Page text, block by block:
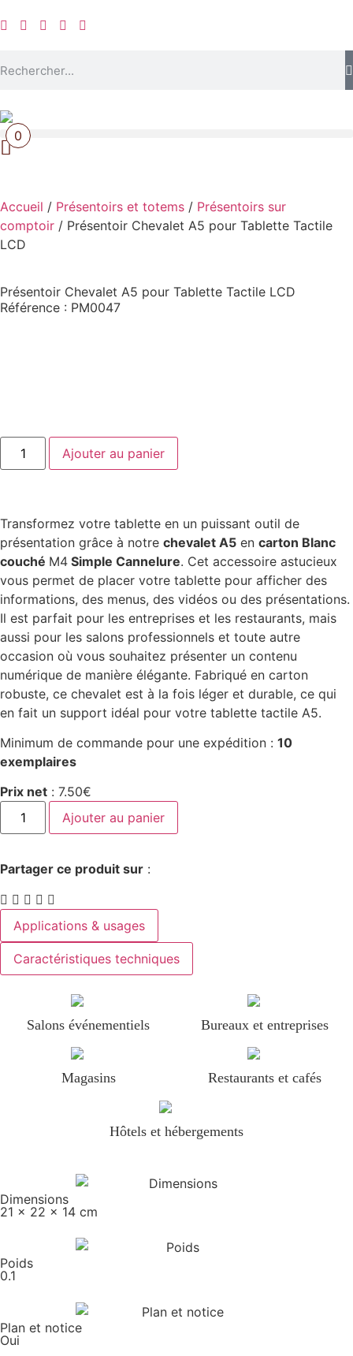
0
Accueil / Présentoirs et totems / Présentoirs sur
comptoir / Présentoir Chevalet A5 pour Tablette Tactile
LCD
Présentoir Chevalet A5 pour Tablette Tactile LCD
Référence : PM0047
Ajouter au panier
Transformez votre tablette en un puissant outil de
présentation grâce à notre chevalet A5 en carton Blanc
couché M4 Simple Cannelure. Cet accessoire astucieux
vous permet de placer votre tablette pour afficher des
informations, des menus, des vidéos ou des présentations.
Il est parfait pour les entreprises et les restaurants, mais
aussi pour les salons professionnels et toute autre
occasion où vous souhaitez présenter un contenu
numérique de manière élégante. Fabriqué en carton
robuste, ce chevalet est à la fois léger et durable, ce qui
en fait un support idéal pour votre tablette tactile A5.
Minimum de commande pour une expédition : 10
exemplaires
Prix net : 7.50€
Ajouter au panier
Partager ce produit sur :
Applications & usages
Caractéristiques techniques
Salons événementiels Bureaux et entreprises
Magasins Restaurants et cafés
Hôtels et hébergements
Dimensions
21 x 22 x 14 cm
Poids
0.1
Plan et notice
Oui